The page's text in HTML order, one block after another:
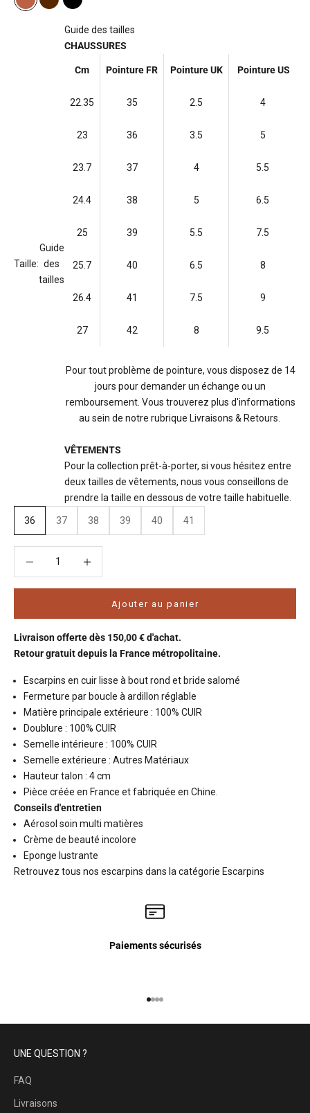
CognacMarron
Noir
Taille:
Guide
des
tailles
Guide des tailles
CHAUSSURES
Cm Pointure FR Pointure UK Pointure US
22.35 35 2.5 4
23 36 3.5 5
23.7 37 4 5.5
24.4 38 5 6.5
25 39 5.5 7.5
25.7 40 6.5 8
26.4 41 7.5 9
27 42 8 9.5
Pour tout problème de pointure, vous disposez de 14
jours pour demander un échange ou un
remboursement. Vous trouverez plus d'informations
au sein de notre rubrique Livraisons & Retours.
VÊTEMENTS
Pour la collection prêt-à-porter, si vous hésitez entre
deux tailles de vêtements, nous vous conseillons de
prendre la taille en dessous de votre taille habituelle.
36 37 38 39 40 41
Ajouter au panier
Livraison offertedès 150,00 € d'achat.
Retour gratuitdepuis la France métropolitaine.
Escarpins en cuir lisse à bout rond et bride salomé
Fermeture par boucle à ardillon réglable
Matière principale extérieure : 100% CUIR
Doublure : 100% CUIR
Semelle intérieure : 100% CUIR
Semelle extérieure : Autres Matériaux
Hauteur talon : 4 cm
Pièce créée en France et fabriquée en Chine.
Conseils d'entretien
Aérosol soin multi matières
Crème de beauté incolore
Eponge lustrante
Retrouvez tous nos escarpins dans la catégorie Escarpins
Paiements sécurisés
Aller à l'élément 1
Aller à l'élément 2
Aller à l'élément 3
Aller à l'élément 4
UNE QUESTION ?
FAQ
Livraisons